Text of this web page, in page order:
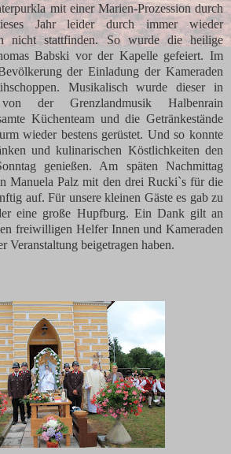
mit einer Marien-Prozession durch
Jahr leider durch immer wieder
nicht stattfinden. So wurde die heilige
Babski vor der Kapelle gefeiert. Im
der Einladung der Kameraden
Musikalisch wurde dieser in
der Grenzlandmusik Halbenrain
Küchenteam und die Getränkestände
wieder bestens gerüstet. Und so konnte
und kulinarischen Köstlichkeiten den
genießen. Am späten Nachmittag
Manuela Palz mit den drei Rucki`s für die
auf. Für unsere kleinen Gäste es gab zu
eine große Hupfburg. Ein Dank gilt an
freiwilligen Helfer Innen und Kameraden
Veranstaltung beigetragen haben.